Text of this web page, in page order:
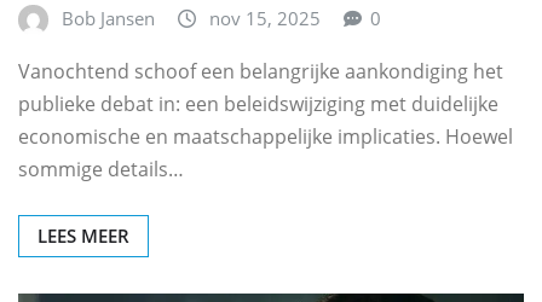
Bob Jansen nov 15, 2025 0
Vanochtend schoof een belangrijke aankondiging het
publieke debat in: een beleidswijziging met duidelijke
economische en maatschappelijke implicaties. Hoewel
sommige details…
LEES MEER